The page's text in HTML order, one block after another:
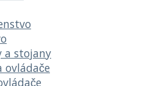
a stojany
ovládače